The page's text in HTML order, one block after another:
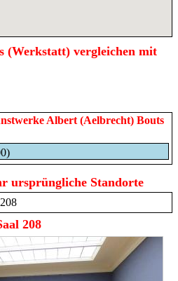
(Werkstatt) vergleichen mit
Albert (Aelbrecht) Bouts
ursprüngliche Standorte
208